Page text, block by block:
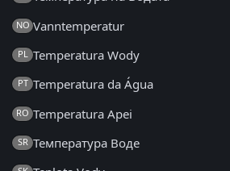
NO Vanntemperatur
PL Temperatura Wody
PT Temperatura da Água
RO Temperatura Apei
SR Температура Воде